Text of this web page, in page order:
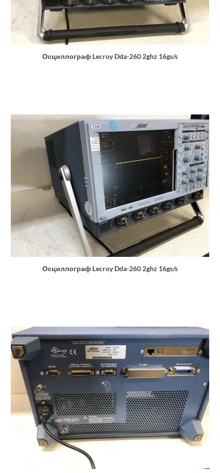
Осциллограф Lecroy Dda-260 2ghz 16gs/s
Осциллограф Lecroy Dda-260 2ghz 16gs/s